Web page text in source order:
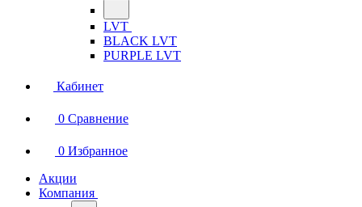
LVT
BLACK LVT
PURPLE LVT
Кабинет
0 Сравнение
0 Избранное
Акции
Компания